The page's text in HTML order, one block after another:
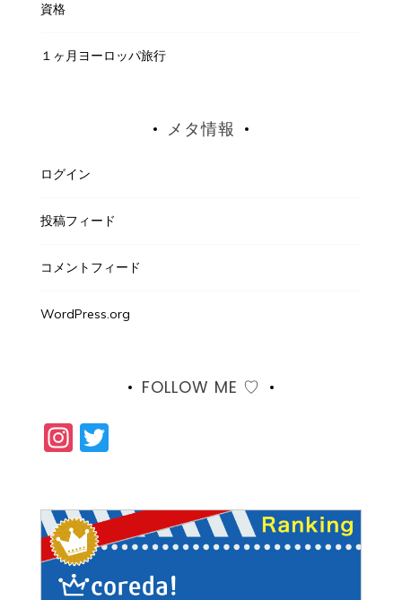
資格
１ヶ月ヨーロッパ旅行
メタ情報
ログイン
投稿フィード
コメントフィード
WordPress.org
FOLLOW ME ♡
Instagram
Twitter